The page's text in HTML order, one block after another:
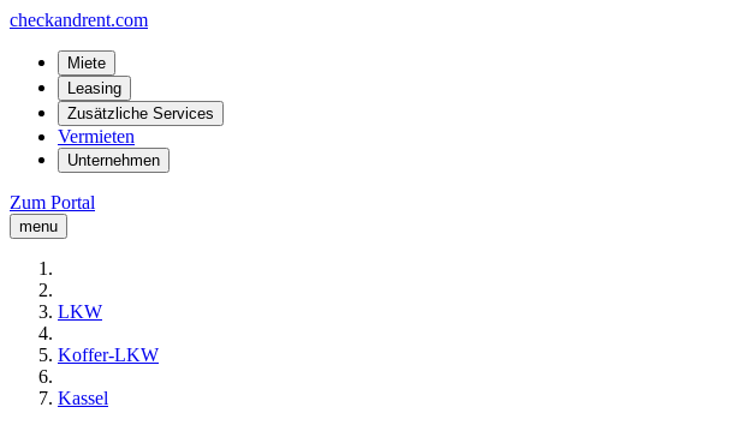
checkandrent.com
Miete
Leasing
Zusätzliche Services
Vermieten
Unternehmen
Zum Portal
menu
LKW
Koffer-LKW
Kassel